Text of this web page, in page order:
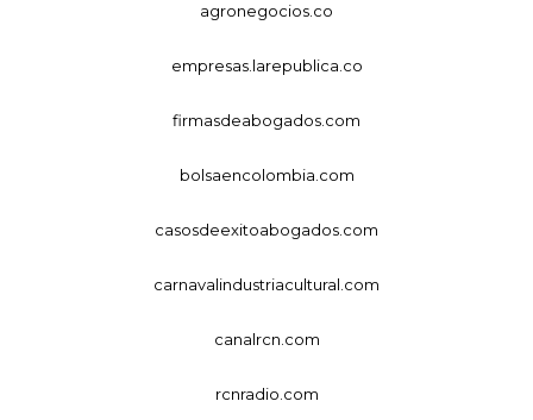
agronegocios.co
empresas.larepublica.co
firmasdeabogados.com
bolsaencolombia.com
casosdeexitoabogados.com
carnavalindustriacultural.com
canalrcn.com
rcnradio.com